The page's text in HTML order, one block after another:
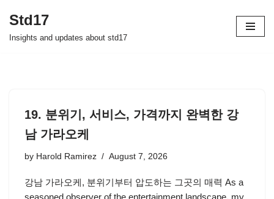
Skip
Std17
Insights and updates about std17
19. 분위기, 서비스, 가격까지 완벽한 강
남 가라오케
by Harold Ramirez August 7, 2026
강남 가라오케, 분위기부터 압도하는 그곳의 매력 As a
seasoned observer of the entertainment landscape, my